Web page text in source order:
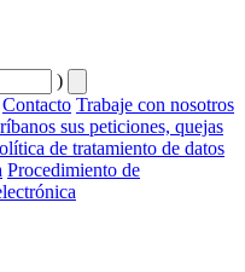
)
Contacto Trabaje con nosotros
sus peticiones, quejas
de tratamiento de datos
Procedimiento de